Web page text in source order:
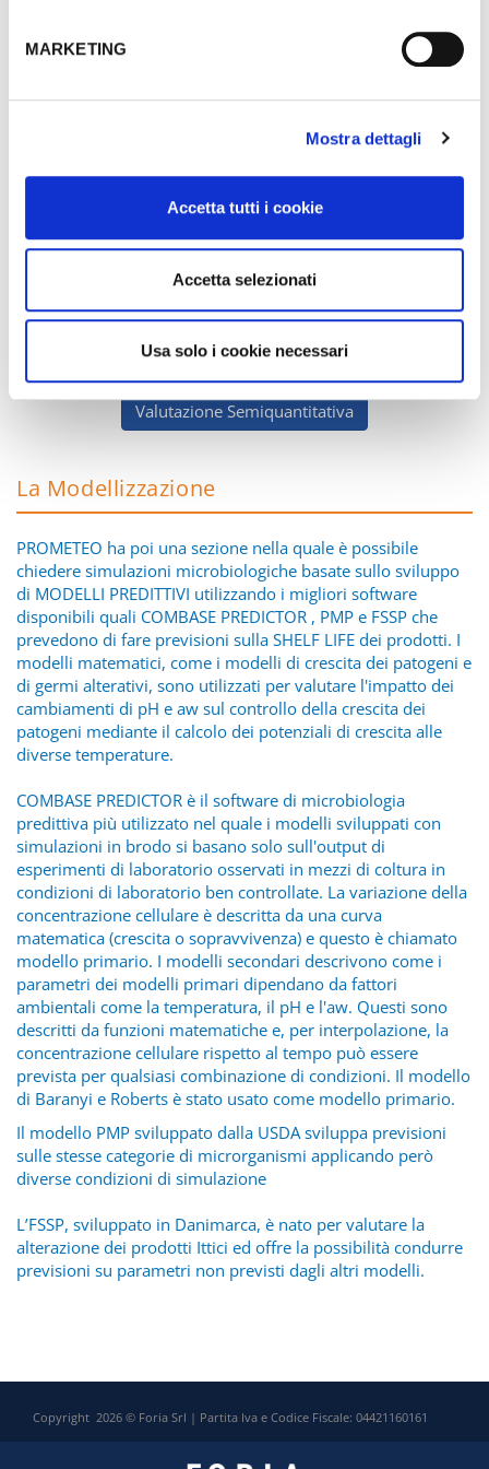
MARKETING
Mostra dettagli
Accetta tutti i cookie
Accetta selezionati
Usa solo i cookie necessari
che online ai consumatori, agli organi di vigilanza del
mercato e agli operatori economici. Quest’ultimi, come
prodotti (GPSR), hanno l’obbligo di adottare
immediatamente misure correttive ed informare le autorità
di vigilanza del mercato e i consumatori.
La Valutazione del Rischio, anche se in un contesto legale
molto differente e variegato rispetto il settore alimentare,
rappresenta uno strumento indispensabile per la corretta
prodotti pericolosi sui quali concentrare le operazioni di
controllo in modo da tutelare il consumatore e gli operatori
Valutazione Semiquantitativa
La Modellizzazione
PROMETEO ha poi una sezione nella quale è possibile
chiedere simulazioni microbiologiche basate sullo sviluppo
di MODELLI PREDITTIVI utilizzando i migliori software
disponibili quali COMBASE PREDICTOR , PMP e FSSP che
prevedono di fare previsioni sulla SHELF LIFE dei prodotti. I
modelli matematici, come i modelli di crescita dei patogeni e
di germi alterativi, sono utilizzati per valutare l'impatto dei
cambiamenti di pH e aw sul controllo della crescita dei
patogeni mediante il calcolo dei potenziali di crescita alle
diverse temperature.
COMBASE PREDICTOR è il software di microbiologia
predittiva più utilizzato nel quale i modelli sviluppati con
simulazioni in brodo si basano solo sull'output di
esperimenti di laboratorio osservati in mezzi di coltura in
condizioni di laboratorio ben controllate. La variazione della
concentrazione cellulare è descritta da una curva
matematica (crescita o sopravvivenza) e questo è chiamato
modello primario. I modelli secondari descrivono come i
parametri dei modelli primari dipendano da fattori
ambientali come la temperatura, il pH e l'aw. Questi sono
descritti da funzioni matematiche e, per interpolazione, la
concentrazione cellulare rispetto al tempo può essere
prevista per qualsiasi combinazione di condizioni. Il modello
di Baranyi e Roberts è stato usato come modello primario.
Il modello PMP sviluppato dalla USDA sviluppa previsioni
sulle stesse categorie di microrganismi applicando però
diverse condizioni di simulazione
L’FSSP, sviluppato in Danimarca, è nato per valutare la
alterazione dei prodotti Ittici ed offre la possibilità condurre
previsioni su parametri non previsti dagli altri modelli.
Copyright 2026 © Foria Srl | Partita Iva e Codice Fiscale: 04421160161